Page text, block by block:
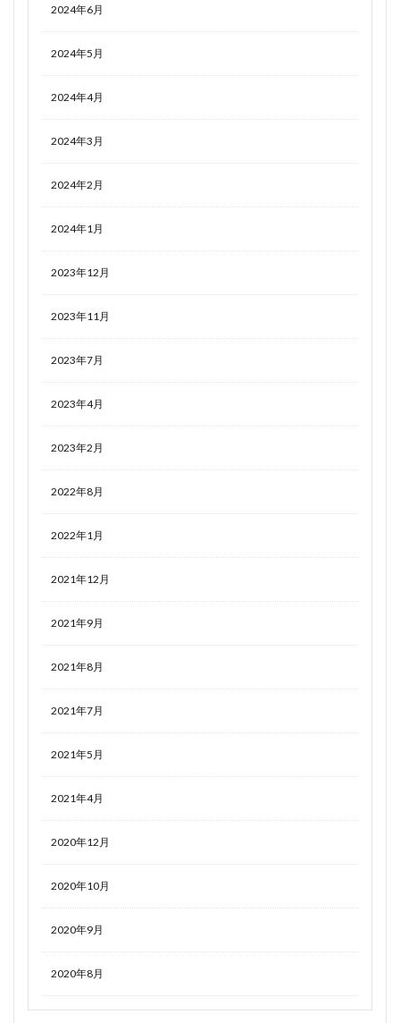
2024年6月
2024年5月
2024年4月
2024年3月
2024年2月
2024年1月
2023年12月
2023年11月
2023年7月
2023年4月
2023年2月
2022年8月
2022年1月
2021年12月
2021年9月
2021年8月
2021年7月
2021年5月
2021年4月
2020年12月
2020年10月
2020年9月
2020年8月